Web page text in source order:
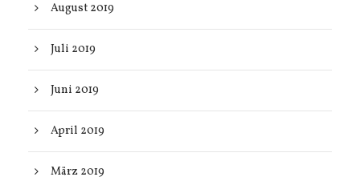
August 2019
Juli 2019
Juni 2019
April 2019
März 2019